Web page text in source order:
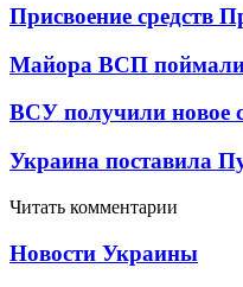
Присвоение средств
Майора ВСП
ВСУ получили новое
Украина поставила
Читать комментарии
Новости Украины